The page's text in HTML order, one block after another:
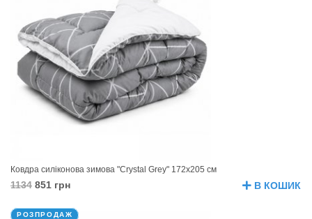
Ковдра силіконова зимова "Crystal Grey" 172х205 см
1134 851 грн В КОШИК
РОЗПРОДАЖ